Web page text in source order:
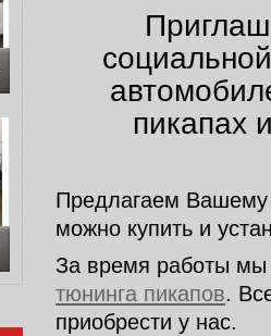
пикапах
Предлагаем Вашему
можно купить и
За время работы мы
тюнинга пикапов.
приобрести у нас.